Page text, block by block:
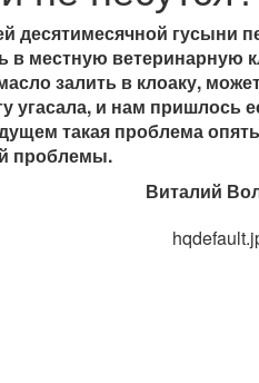
десятимесячной гусыни
в местную ветеринарную
залить в клоаку,
угасала, и нам пришлось
такая проблема
проблемы.
Виталий